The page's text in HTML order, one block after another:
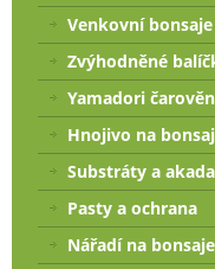
Venkovní bonsaje
Zvýhodněné
Yamadori
Hnojivo na
Substráty a
Pasty a ochrana
Nářadí na bonsaje